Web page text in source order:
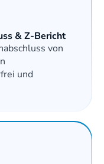
& Z-Bericht
von
und